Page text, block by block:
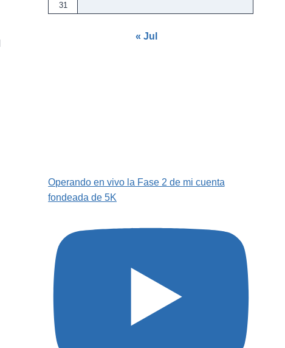
31
« Jul
Operando en vivo la Fase 2 de mi cuenta
fondeada de 5K